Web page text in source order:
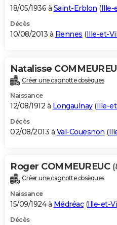
18/05/1936 à Saint-Erblon (Ille-
Décès
10/08/2013 à Rennes (Ille-et-
Natalisse
Créer une cagnotte obsèques
Naissance
12/08/1912 à Longaulnay(Ille-
Décès
02/08/2013 à Val-Couesnon (
Roger COMMEUREUC
Créer une cagnotte obsèques
Naissance
15/09/1924 à Médréac(Ille-et-
Décès